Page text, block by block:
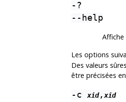
-?
--help
Les options
Des valeurs
être précisées
-cxid,xid